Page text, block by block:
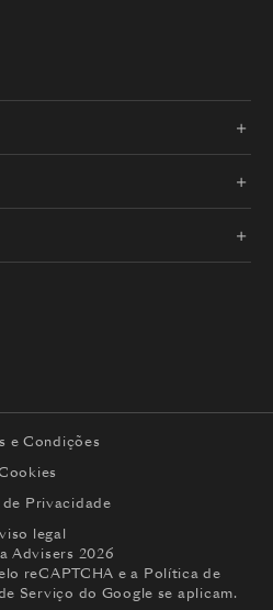
e Condições
Privacidade
legal
Advisers 2026
reCAPTCHA e a Política de
Serviço do Google se aplicam.